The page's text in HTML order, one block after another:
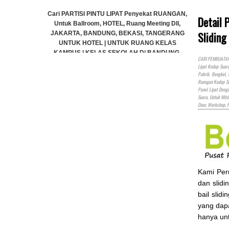
Detail
Sliding
CARI
Lipat Kedap
Pabrik, Bengkel,
Ruangan Kedap
Panel Lipat
Suara, Untuk
Door, Workshop,
Kami
dan
bail
yang
hanya
Penyekat RUANGAN,
Ruang Meeting Dll,
BEKASI, TANGERANG
RUANG KELAS
Di BANDUNG,
Cari PARTISI PINTU LIPAT Penyekat RUANGAN,
JAKARTA, BANDUNG, BEKASI, TANGERANG
UNTUK HOTEL | UNTUK RUANG KELAS
KAMPUS | KELAS SEKOLAH Di BANDUNG,